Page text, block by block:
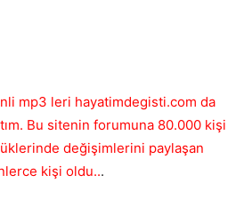
mp3 leri hayatimdegisti.com da
Bu sitenin forumuna 80.000 kişi
değişimlerini paylaşan
kişi oldu...